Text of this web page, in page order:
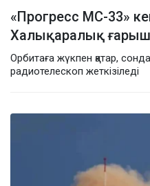
«Прогресс МС-33»
Халықаралық
Орбитаға жүкпен қатар,
радиотелескоп жеткізіледі